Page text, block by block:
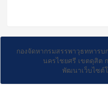
กองจัดหากรมสรรพาวุธทหาร
นครไชยศรี เขตดุสิต
พัฒนาเว็บไซต์